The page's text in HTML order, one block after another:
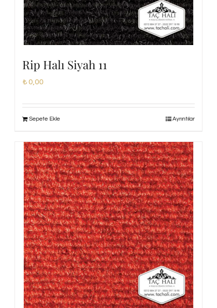
Rip Halı Siyah 11
₺0,00
Sepete Ekle Ayrıntılar